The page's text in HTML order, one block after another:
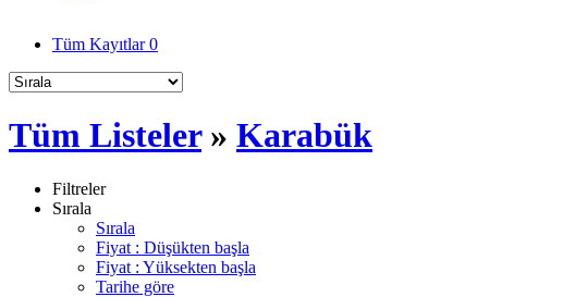
Tüm Kayıtlar0
Tüm Listeler» Karabük
Filtreler
Sırala
Sırala
Fiyat : Düşükten başla
Fiyat : Yüksekten başla
Tarihe göre